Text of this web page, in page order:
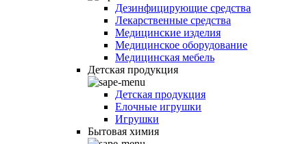
Дезинфицирующие средства
Лекарственные средства
Медицинские изделия
Медицинское оборудование
Медицинская мебель
Детская продукция
Детская продукция
Елочные игрушки
Игрушки
Бытовая химия